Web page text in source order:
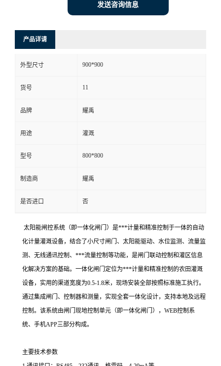
发送咨询信息
产品详请
外型尺寸 900*900
货号 11
品牌 耀禹
用途 灌溉
型号 800*800
制造商 耀禹
是否进口 否
太阳能闸控系统（即一体化闸门）是***计量和精准控制于一体的自动
化计量灌溉设备，结合了小尺寸闸门、太阳能驱动、水位监测、流量监
测、无线通讯控制、***流量控制等功能，是闸门联动控制和灌区信息
化解决方案的基础。一体化闸门定位为***计量和精准控制的农田灌溉
设备，实用的渠道宽度为0.5-1.8米，现场安装全部按照标准施工执行。
通过集成闸门、控制器和测量，实现全套一体化设计，支持本地及远程
控制。该系统由闸门现地控制单元（即一体化闸门），WEB控制系
统、手机APP三部分构成。
主要技术参数